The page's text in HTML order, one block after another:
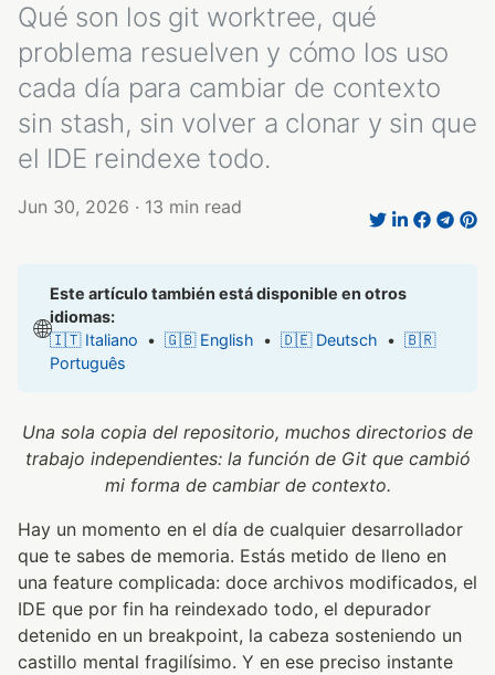
Qué son los git worktree, qué
problema resuelven y cómo los uso
cada día para cambiar de contexto
sin stash, sin volver a clonar y sin que
el IDE reindexe todo.
Jun 30, 2026 · 13 min read
🌐
Este artículo también está disponible en otros
idiomas:
🇮🇹 Italiano • 🇬🇧 English • 🇩🇪 Deutsch • 🇧🇷
Português
Una sola copia del repositorio, muchos directorios de
trabajo independientes: la función de Git que cambió
mi forma de cambiar de contexto.
Hay un momento en el día de cualquier desarrollador
que te sabes de memoria. Estás metido de lleno en
una feature complicada: doce archivos modificados, el
IDE que por fin ha reindexado todo, el depurador
detenido en un breakpoint, la cabeza sosteniendo un
castillo mental fragilísimo. Y en ese preciso instante